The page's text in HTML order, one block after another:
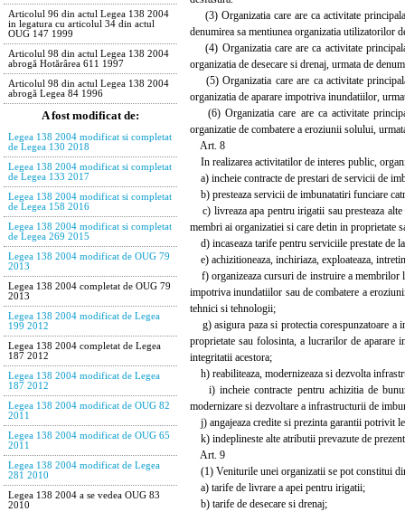
Articolul 96 din actul Legea 138 2004
in legatura cu articolul 34 din actul
OUG 147 1999
Articolul 98 din actul Legea 138 2004
abrogă Hotărârea 611 1997
Articolul 98 din actul Legea 138 2004
abrogă Legea 84 1996
A fost modificat de:
Legea 138 2004 modificat si completat
de Legea 130 2018
Legea 138 2004 modificat si completat
de Legea 133 2017
Legea 138 2004 modificat si completat
de Legea 158 2016
Legea 138 2004 modificat si completat
de Legea 269 2015
Legea 138 2004 modificat de OUG 79
2013
Legea 138 2004 completat de OUG 79
2013
Legea 138 2004 modificat de Legea
199 2012
Legea 138 2004 completat de Legea
187 2012
Legea 138 2004 modificat de Legea
187 2012
Legea 138 2004 modificat de OUG 82
2011
Legea 138 2004 modificat de OUG 65
2011
Legea 138 2004 modificat de Legea
281 2010
Legea 138 2004 a se vedea OUG 83
2010
(3) Organizatia care are ca activitate
denumirea sa mentiunea organizatia utilizatorilor
(4) Organizatia care are ca activitate
organizatia de desecare si drenaj, urmata de
(5) Organizatia care are ca activitate
organizatia de aparare impotriva inundatiilor,
(6) Organizatia care are ca activitate
organizatie de combatere a eroziunii solului,
Art. 8
In realizarea activitatilor de interes public,
a) incheie contracte de prestari de servicii de
b) presteaza servicii de imbunatatiri funciare
c) livreaza apa pentru irigatii sau presteaza
membri ai organizatiei si care detin in proprietate
d) incaseaza tarife pentru serviciile prestate de
e) achizitioneaza, inchiriaza, exploateaza,
f) organizeaza cursuri de instruire a membrilor
impotriva inundatiilor sau de combatere a
tehnici si tehnologii;
g) asigura paza si protectia corespunzatoare a
proprietate sau folosinta, a lucrarilor de aparare
integritatii acestora;
h) reabiliteaza, modernizeaza si dezvolta
i) incheie contracte pentru achizitia de
modernizare si dezvoltare a infrastructurii de
j) angajeaza credite si prezinta garantii potrivit
k) indeplineste alte atributii prevazute de
Art. 9
(1) Veniturile unei organizatii se pot constitui
a) tarife de livrare a apei pentru irigatii;
b) tarife de desecare si drenaj;